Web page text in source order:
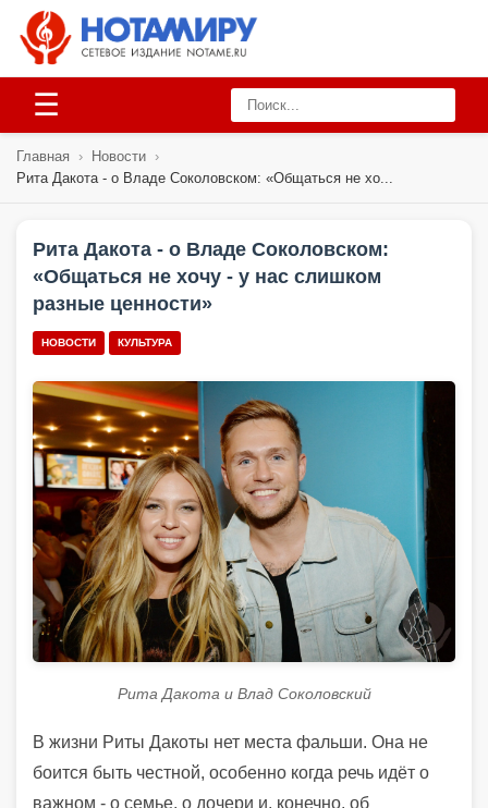
☰
Главная › Новости ›
Рита Дакота - о Владе Соколовском: «Общаться не хо...
Рита Дакота - о Владе Соколовском:
«Общаться не хочу - у нас слишком
разные ценности»
НОВОСТИ КУЛЬТУРА
Рита Дакота и Влад Соколовский
В жизни Риты Дакоты нет места фальши. Она не
боится быть честной, особенно когда речь идёт о
важном - о семье, о дочери и, конечно, об